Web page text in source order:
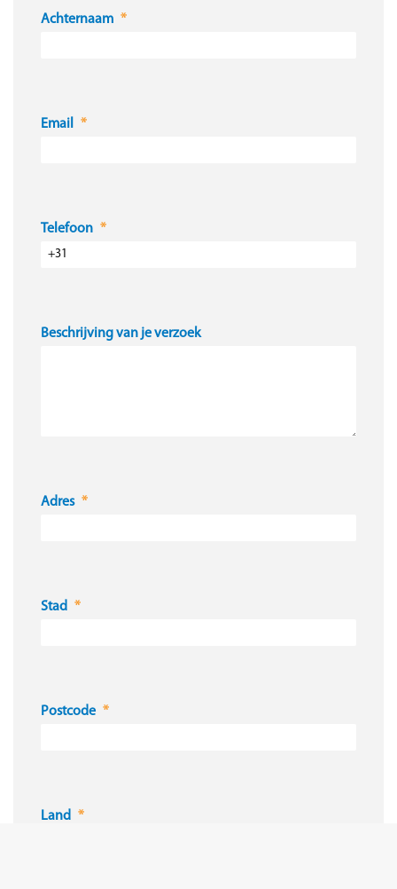
Achternaam
Email
Telefoon
Beschrijving van je verzoek
Adres
Stad
Postcode
Land